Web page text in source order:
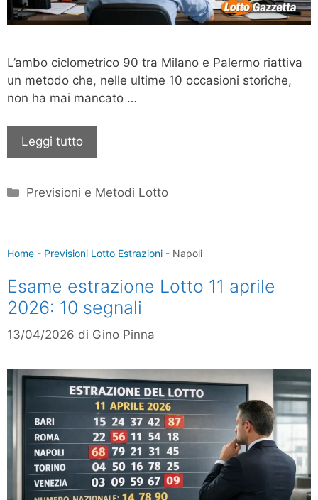
L’ambo ciclometrico 90 tra Milano e Palermo riattiva
un metodo che, nelle ultime 10 occasioni storiche,
non ha mai mancato …
Leggi tutto
Categorie
Previsioni e Metodi Lotto
Home - Previsioni Lotto Estrazioni - Napoli
Esame estrazione Lotto 11 aprile
2026: 10 segnali
13/04/2026 di Gino Pinna